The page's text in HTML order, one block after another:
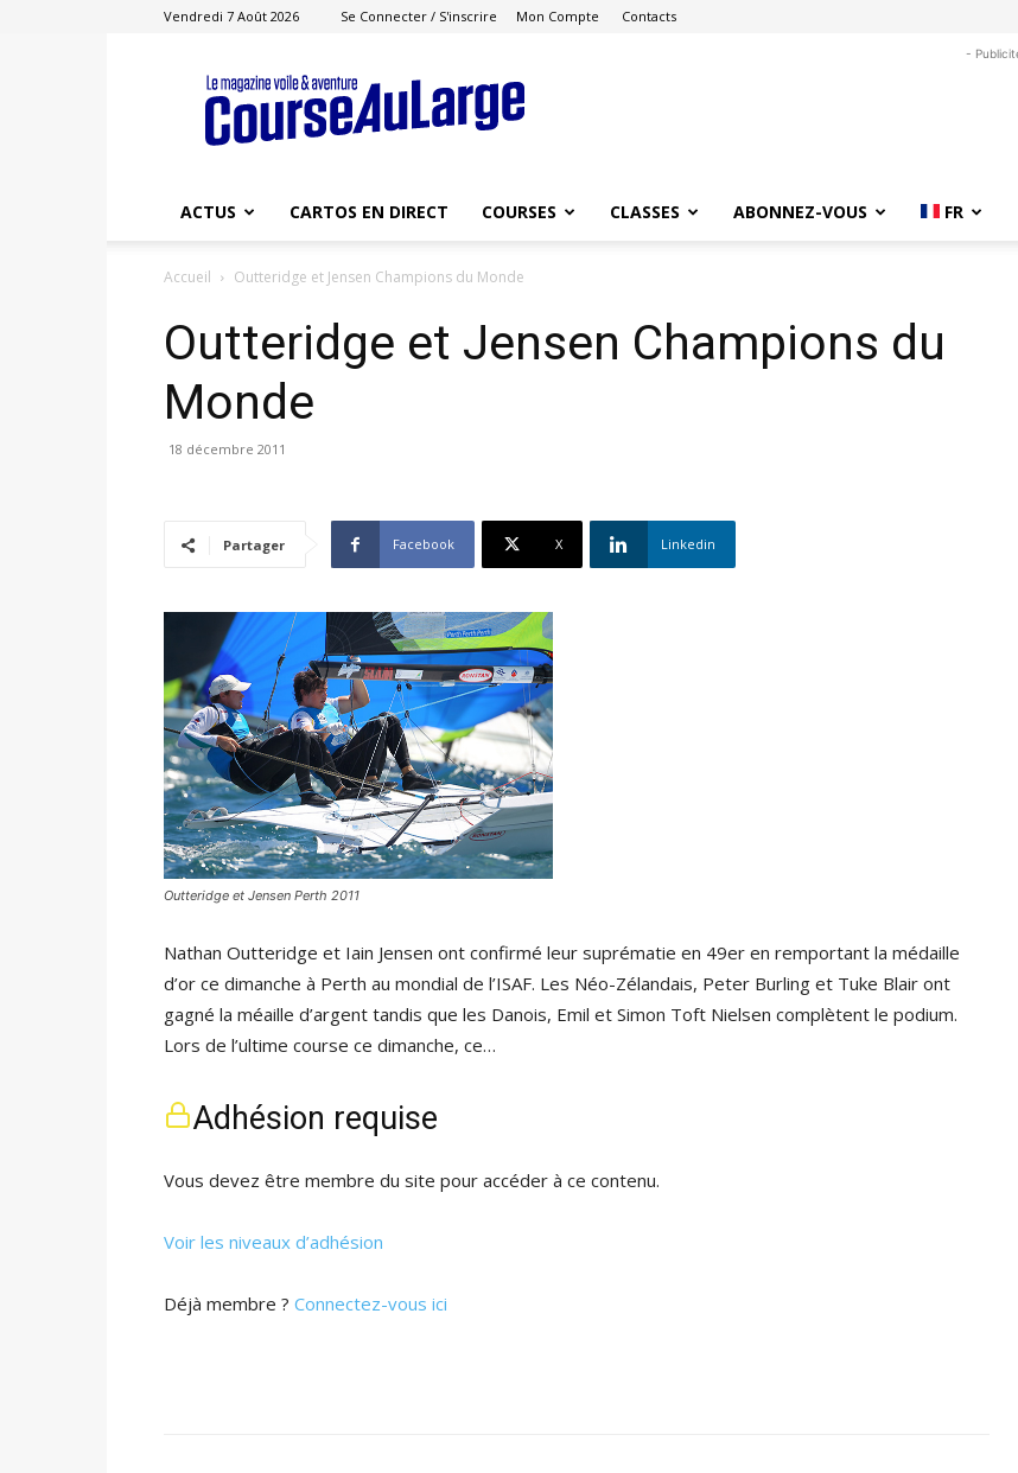
Vendredi 7 Août 2026 Se Connecter / S'inscrire Mon Compte Contacts
Course
au
Large
-
ACTUS CARTOS EN DIRECT COURSES CLASSES ABONNEZ-VOUS FR
Accueil Outteridge et Jensen Champions du Monde
Outteridge et Jensen Champions du
Monde
18 décembre 2011
Partager Facebook X Linkedin
Outteridge et Jensen Perth 2011
Nathan Outteridge et Iain Jensen ont confirmé leur suprématie en 49er en remportant la médaille
d’or ce dimanche à Perth au mondial de l’ISAF. Les Néo-Zélandais, Peter Burling et Tuke Blair ont
gagné la méaille d’argent tandis que les Danois, Emil et Simon Toft Nielsen complètent le podium.
Lors de l’ultime course ce dimanche, ce…
Adhésion requise
Vous devez être membre du site pour accéder à ce contenu.
Voir les niveaux d’adhésion
Déjà membre ? Connectez-vous ici